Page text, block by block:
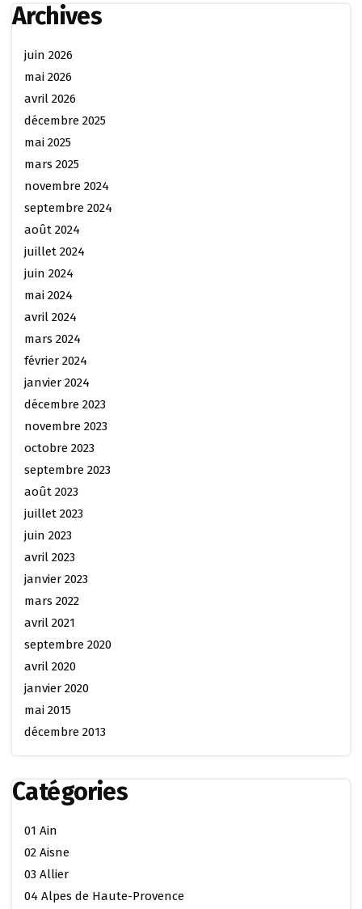
Archives
juin 2026
mai 2026
avril 2026
décembre 2025
mai 2025
mars 2025
novembre 2024
septembre 2024
août 2024
juillet 2024
juin 2024
mai 2024
avril 2024
mars 2024
février 2024
janvier 2024
décembre 2023
novembre 2023
octobre 2023
septembre 2023
août 2023
juillet 2023
juin 2023
avril 2023
janvier 2023
mars 2022
avril 2021
septembre 2020
avril 2020
janvier 2020
mai 2015
décembre 2013
Catégories
01 Ain
02 Aisne
03 Allier
04 Alpes de Haute-Provence